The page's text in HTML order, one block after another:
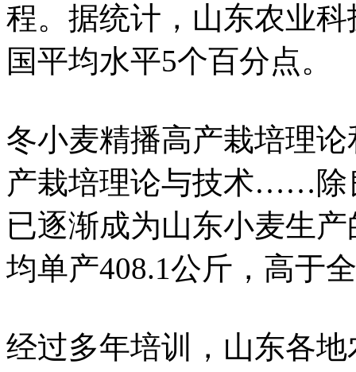
程。据统计，山东农业
国平均水平5个百分点。
冬小麦精播高产栽培理
产栽培理论与技术……除
已逐渐成为山东小麦生
均单产408.1公斤，高于
经过多年培训，山东各